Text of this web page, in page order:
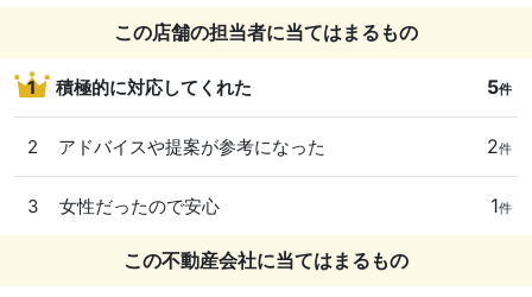
この店舗の担当者に当てはまるもの
1 積極的に対応してくれた 5件
2 アドバイスや提案が参考になった 2件
3 女性だったので安心 1件
この不動産会社に当てはまるもの